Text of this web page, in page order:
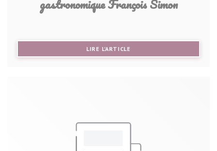
gastronomique François Simon
LIRE L'ARTICLE